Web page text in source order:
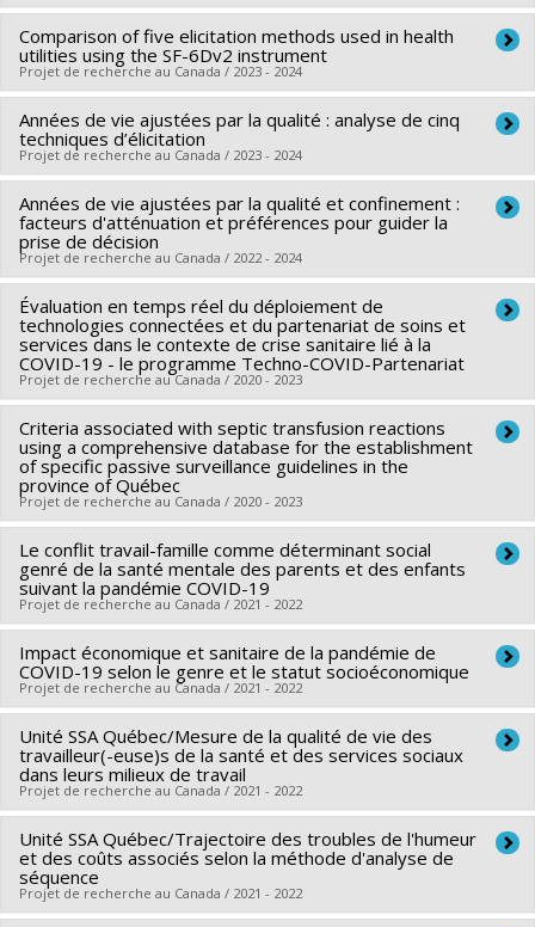
Sources de financement :MSSS/Ministère de la Santé et des
Services sociaux
Programmes de subvention :
Sources de financement :IRSC/Instituts de recherche en
santé du Canada
Programmes de subvention :PVXXXXXX-Stratégie de
recherche axée sur le patient (SRAP)
Comparison of five elicitation methods used in health
utilities using the SF-6Dv2 instrument
Projet de recherche au Canada / 2023 - 2024
Chercheur principal : Thomas G. Poder
Sources de financement : Fondation de l’IUSMM
Programmes de subvention :
Années de vie ajustées par la qualité : analyse de cinq
techniques d’élicitation
Projet de recherche au Canada / 2023 - 2024
Chercheur principal : Thomas G. Poder
Sources de financement : MITACS Inc.
Programmes de subvention :PVXXXXXX-Stage Accélération
Québec - MITACS
Années de vie ajustées par la qualité et confinement :
facteurs d'atténuation et préférences pour guider la
prise de décision
Projet de recherche au Canada / 2022 - 2024
Chercheur principal : Thomas G. Poder
Co-chercheurs : Jean-Christophe Bélisle Pipon
Sources de financement :MITACS Inc.
Programmes de subvention :PVXXXXXX-Stage Accélération
Québec - MITACS
Évaluation en temps réel du déploiement de
technologies connectées et du partenariat de soins et
services dans le contexte de crise sanitaire lié à la
COVID-19 - le programme Techno-COVID-Partenariat
Projet de recherche au Canada / 2020 - 2023
Chercheur principal : Marie-Pascale Pomey
Co-chercheurs : Didier Jutras-Aswad,Benoît Deligne,Annie
Talbot,Amal Abdel-Baki
Poder,Simon Dubreucq,Mélanie Lavoie-Tremblay,Ines
Colmegna,Bertrand Lebouche ,Philip (Sacha) Ghadiri
Djahanchah ,Franco Carli,Susan Bartlett, Jamil Asselah
Tarek Hijal,John Kildea
santé du Canada
Programmes de subvention :PVXX5647-(MOP) Subvention
de fonctionnement incluant les subventions de
fonctionnement programmatiques (général)
Criteria associated with septic transfusion reactions
using a comprehensive database for the establishment
of specific passive surveillance guidelines in the
province of Québec
Projet de recherche au Canada / 2020 - 2023
Chercheur principal : Thomas G. Poder
Sources de financement :MITACS Inc.
Programmes de subvention :PVXXXXXX-Stage Accélération
Québec - MITACS
Le conflit travail-famille comme déterminant social
genré de la santé mentale des parents et des enfants
suivant la pandémie COVID-19
Projet de recherche au Canada / 2021 - 2022
Chercheur principal : Amélie Quesnel Vallée
Co-chercheurs : Jaunathan Bilodeau,Thomas G. Poder
Sources de financement :IRSC/Instituts de recherche en
santé du Canada
Programmes de subvention :
de fonctionnement incluant les subventions de
fonctionnement programmatiques (général)
Impact économique et sanitaire de la pandémie de
COVID-19 selon le genre et le statut socioéconomique
Projet de recherche au Canada / 2021 - 2022
Chercheur principal : Thomas G. Poder
Sources de financement :CIRANO/Ctre rech. analyse
organisations
Programmes de subvention :
Unité SSA Québec/Mesure de la qualité de vie des
travailleur(-euse)s de la santé et des services sociaux
dans leurs milieux de travail
Projet de recherche au Canada / 2021 - 2022
Chercheur principal : Thomas G. Poder
Sources de financement :IRSC/Instituts de recherche en
santé du Canada
Unité SSA Québec/Trajectoire des troubles de l'humeur
et des coûts associés selon la méthode d'analyse de
séquence
Projet de recherche au Canada / 2021 - 2022